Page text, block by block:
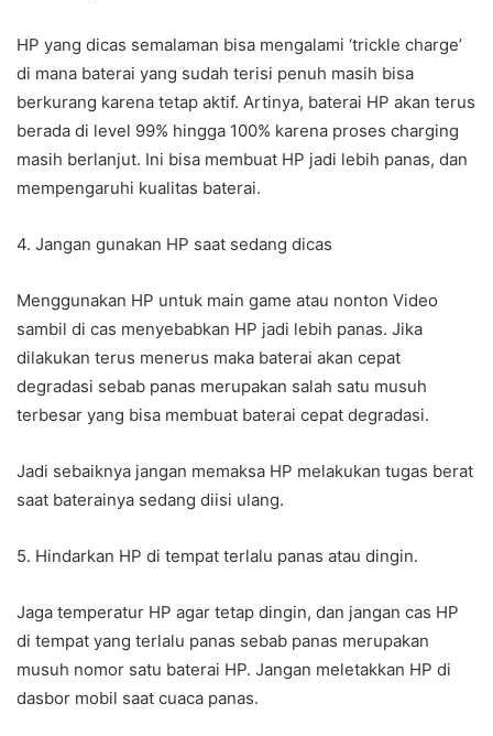
HP yang dicas semalaman bisa mengalami ‘trickle charge’
di mana baterai yang sudah terisi penuh masih bisa
berkurang karena tetap aktif. Artinya, baterai HP akan terus
berada di level 99% hingga 100% karena proses charging
masih berlanjut. Ini bisa membuat HP jadi lebih panas, dan
mempengaruhi kualitas baterai.
4. Jangan gunakan HP saat sedang dicas
Menggunakan HP untuk main game atau nonton Video
sambil di cas menyebabkan HP jadi lebih panas. Jika
dilakukan terus menerus maka baterai akan cepat
degradasi sebab panas merupakan salah satu musuh
terbesar yang bisa membuat baterai cepat degradasi.
Jadi sebaiknya jangan memaksa HP melakukan tugas berat
saat baterainya sedang diisi ulang.
5. Hindarkan HP di tempat terlalu panas atau dingin.
Jaga temperatur HP agar tetap dingin, dan jangan cas HP
di tempat yang terlalu panas sebab panas merupakan
musuh nomor satu baterai HP. Jangan meletakkan HP di
dasbor mobil saat cuaca panas.